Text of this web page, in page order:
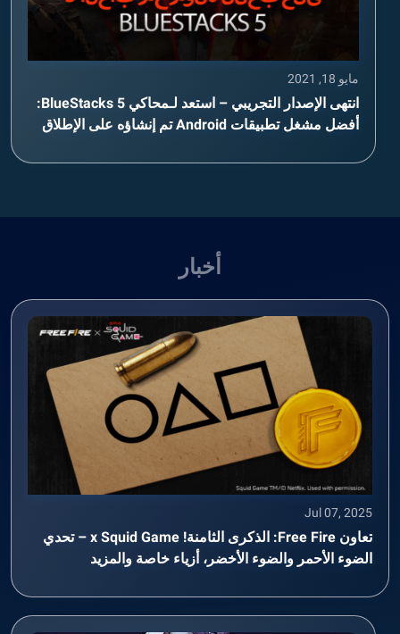
مايو 18, 2021
انتهى الإصدار التجريبي – استعد لـمحاكي BlueStacks 5:
أفضل مشغل تطبيقات Android تم إنشاؤه على الإطلاق
أخبار
Jul 07, 2025
تعاون Free Fire: الذكرى الثامنة! x Squid Game – تحدي
الضوء الأحمر والضوء الأخضر، أزياء خاصة والمزيد